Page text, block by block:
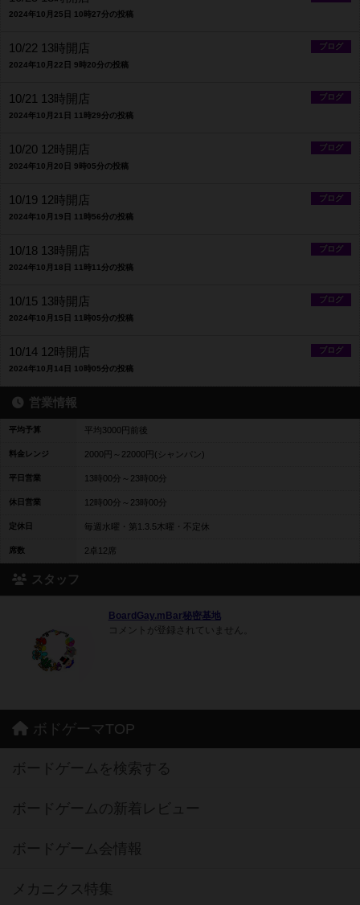
2024年10月25日 10時27分の投稿
ブログ
10/22 13時開店
2024年10月22日 9時20分の投稿
ブログ
10/21 13時開店
2024年10月21日 11時29分の投稿
ブログ
10/20 12時開店
2024年10月20日 9時05分の投稿
ブログ
10/19 12時開店
2024年10月19日 11時56分の投稿
ブログ
10/18 13時開店
2024年10月18日 11時11分の投稿
ブログ
10/15 13時開店
2024年10月15日 11時05分の投稿
ブログ
10/14 12時開店
2024年10月14日 10時05分の投稿
営業情報
平均予算 平均3000円前後
料金レンジ 2000円～22000円(シャンパン)
平日営業 13時00分～23時00分
休日営業 12時00分～23時00分
定休日 毎週水曜・第1.3.5木曜・不定休
席数 2卓12席
スタッフ
BoardGay.mBar秘密基地
コメントが登録されていません。
ボドゲーマTOP
ボードゲームを検索する
ボードゲームの新着レビュー
ボードゲーム会情報
メカニクス特集